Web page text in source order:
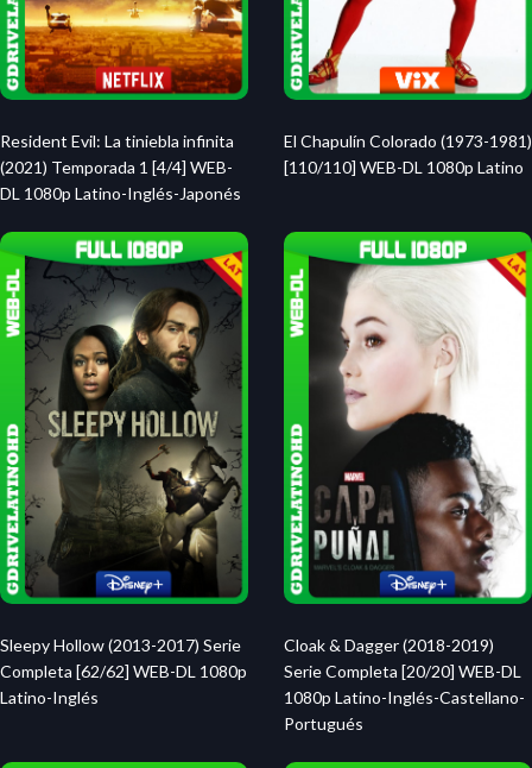
Resident Evil: La tiniebla infinita
(2021) Temporada 1 [4/4] WEB-
DL 1080p Latino-Inglés-Japonés
El Chapulín Colorado (1973-1981)
[110/110] WEB-DL 1080p Latino
Sleepy Hollow (2013-2017) Serie
Completa [62/62] WEB-DL 1080p
Latino-Inglés
Cloak & Dagger (2018-2019)
Serie Completa [20/20] WEB-DL
1080p Latino-Inglés-Castellano-
Portugués